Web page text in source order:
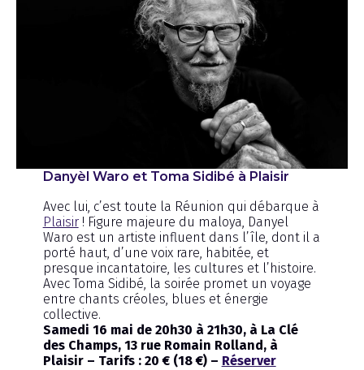
Danyèl Waro et Toma Sidibé à Plaisir
Avec lui, c’est toute la Réunion qui débarque à
Plaisir! Figure majeure du maloya, Danyel
Waro est un artiste influent dans l’île, dont il a
porté haut, d’une voix rare, habitée, et
presque incantatoire, les cultures et l’histoire.
Avec Toma Sidibé, la soirée promet un voyage
entre chants créoles, blues et énergie
collective.
Samedi 16 mai de 20h30 à 21h30, à La Clé
des Champs, 13 rue Romain Rolland, à
Plaisir – Tarifs : 20 € (18 €) – Réserver